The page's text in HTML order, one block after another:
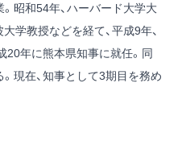
昭和54年、ハーバード大学大
学教授などを経て、平成9年、
20年に熊本県知事に就任。同
現在、知事として3期目を務め